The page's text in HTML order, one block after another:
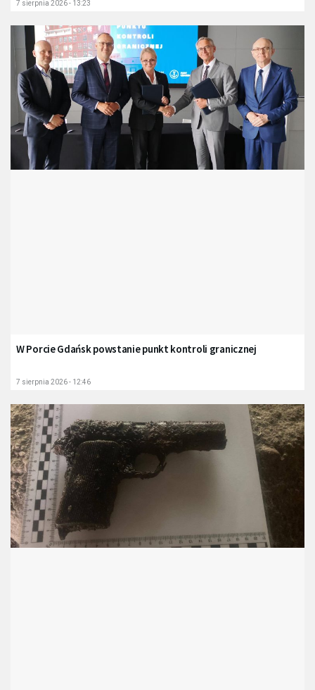
7 sierpnia 2026 - 13:23
W Porcie Gdańsk powstanie punkt kontroli granicznej
7 sierpnia 2026 - 12:46